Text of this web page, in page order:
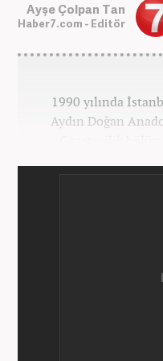
Ayşe Çolpan Tan
Haber7.com - Editör
1990 yılında
Aydın Doğan
Gazetecilik
Haber7.com’da